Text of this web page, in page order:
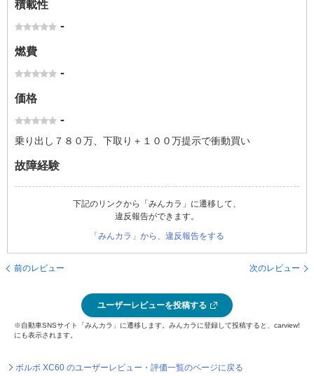
積載性
-
燃費
-
価格
-
乗り出し７８０万、下取り＋１００万提示で衝動買い
故障経験
下記のリンクから「みんカラ」に遷移して、
違反報告ができます。
「みんカラ」から、違反報告をする
前のレビュー 次のレビュー
ユーザーレビューを投稿する
※自動車SNSサイト「みんカラ」に遷移します。みんカラに登録して投稿すると、carview!
にも表示されます。
ボルボ XC60 のユーザーレビュー・評価一覧のページに戻る